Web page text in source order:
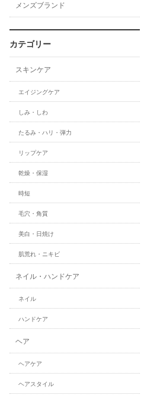
メンズブランド
カテゴリー
スキンケア
エイジングケア
しみ・しわ
たるみ・ハリ・弾力
リップケア
乾燥・保湿
時短
毛穴・角質
美白・日焼け
肌荒れ・ニキビ
ネイル・ハンドケア
ネイル
ハンドケア
ヘア
ヘアケア
ヘアスタイル